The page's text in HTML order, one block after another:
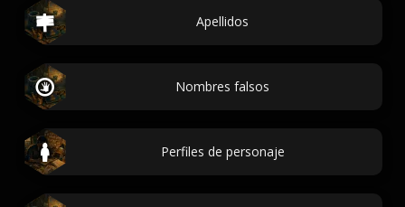
Apellidos
Nombres falsos
Perfiles de personaje